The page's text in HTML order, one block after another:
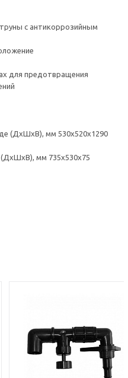
с антикоррозийным
для предотвращения
(ДхШхВ), мм 530х520х1290
мм 735х530х75